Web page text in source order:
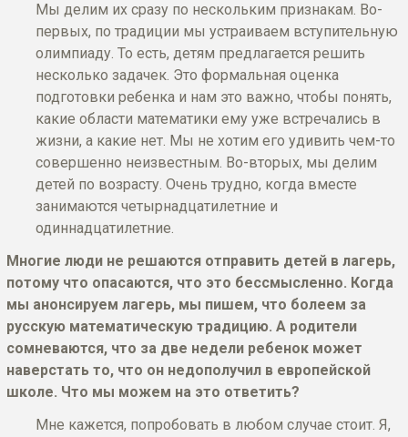
Мы делим их сразу по нескольким признакам. Во-
первых, по традиции мы устраиваем вступительную
олимпиаду. То есть, детям предлагается решить
несколько задачек. Это формальная оценка
подготовки ребенка и нам это важно, чтобы понять,
какие области математики ему уже встречались в
жизни, а какие нет. Мы не хотим его удивить чем-то
совершенно неизвестным. Во-вторых, мы делим
детей по возрасту. Очень трудно, когда вместе
занимаются четырнадцатилетние и
одиннадцатилетние.
Многие люди не решаются отправить детей в лагерь,
потому что опасаются, что это бессмысленно. Когда
мы анонсируем лагерь, мы пишем, что болеем за
русскую математическую традицию. А родители
сомневаются, что за две недели ребенок может
наверстать то, что он недополучил в европейской
школе. Что мы можем на это ответить?
Мне кажется, попробовать в любом случае стоит. Я,